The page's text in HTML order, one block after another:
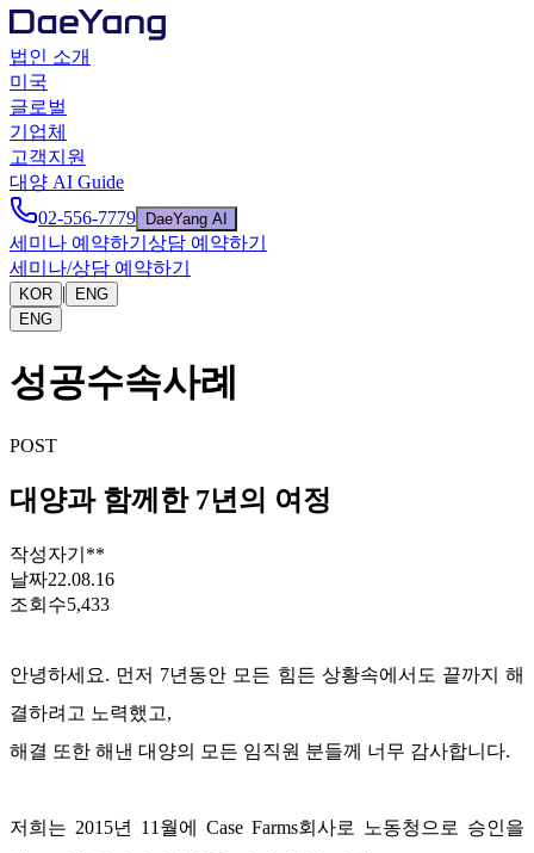
법인 소개
미국
글로벌
기업체
고객지원
대양 AI Guide
02-556-7779
DaeYang AI
세미나 예약하기 상담 예약하기
세미나/상담 예약하기
KOR |
ENG
ENG
성공수속사례
POST
대양과 함께한 7년의 여정
작성자기**
날짜22.08.16
조회수5,433
안녕하세요. 먼저 7년동안 모든 힘든 상황속에서도 끝까지 해
결하려고 노력했고,
해결 또한 해낸 대양의 모든 임직원 분들께 너무 감사합니다.
저희는 2015년 11 월에 Case Farms회사로 노동청으로 승인을